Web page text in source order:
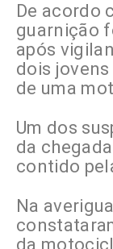
De acordo
guarnição
após
dois
de uma
Um dos
da
contido
Na
da